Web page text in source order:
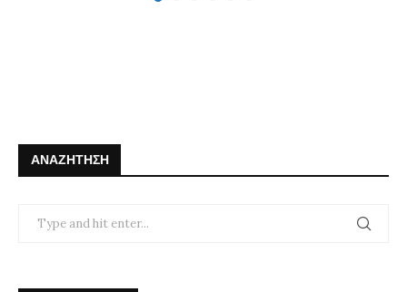
ΑΝΑΖΉΤΗΣΗ